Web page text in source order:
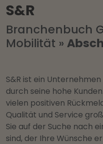
S&R
Branchenbuch
Mobilität »
S&R ist ein
durch seine hohe
vielen positiven
Qualität und Service
Sie auf der Suche nach
sind, der Ihre Wünsche